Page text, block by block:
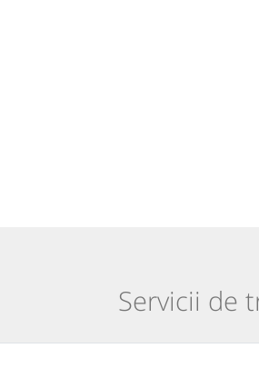
Servicii de